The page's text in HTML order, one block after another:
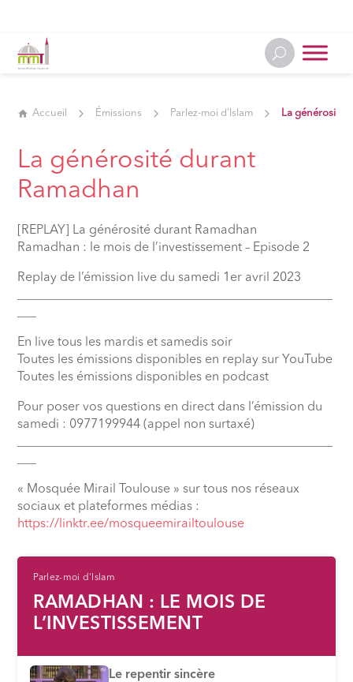
Accueil Émissions Parlez-moi d'Islam La générosité
La générosité durant
Ramadhan
[REPLAY] La générosité durant Ramadhan
Ramadhan : le mois de l’investissement – Episode 2
Replay de l’émission live du samedi 1er avril 2023
En live tous les mardis et samedis soir
Toutes les émissions disponibles en replay sur YouTube
Toutes les émissions disponibles en podcast
Pour poser vos questions en direct dans l’émission du
samedi : 0977199944 (appel non surtaxé)
« Mosquée Mirail Toulouse » sur tous nos réseaux
sociaux et plateformes médias :
⁠https://linktr.ee/mosqueemirailtoulouse
Parlez-moi d'Islam
RAMADHAN : LE MOIS DE
L’INVESTISSEMENT
Le repentir sincère